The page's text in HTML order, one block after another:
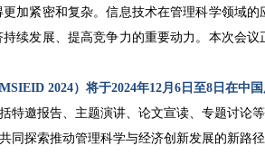
加紧密和复杂。信息技术在管理科学领域
续发展、提高竞争力的重要动力。本次会
2024）将于2024年12月6日至8日在中国
邀报告、主题演讲、论文宣读、专题讨论等
探索推动管理科学与经济创新发展的新路